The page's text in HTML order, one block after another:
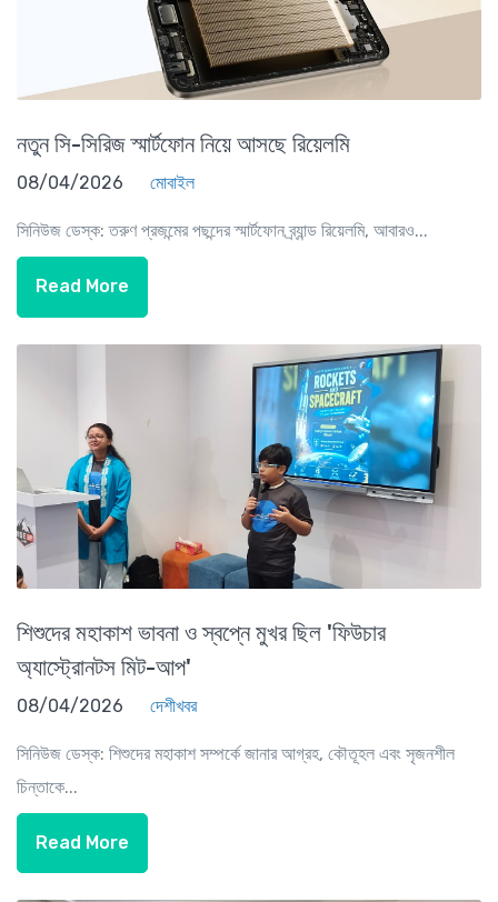
নতুন সি-সিরিজ স্মার্টফোন নিয়ে আসছে রিয়েলমি
08/04/2026 মোবাইল
সিনিউজ ডেস্ক: তরুণ প্রজন্মের পছন্দের স্মার্টফোন ব্র্যান্ড রিয়েলমি, আবারও...
Read More
শিশুদের মহাকাশ ভাবনা ও স্বপ্নে মুখর ছিল 'ফিউচার
অ্যাস্ট্রোনটস মিট-আপ'
08/04/2026 দেশীখবর
সিনিউজ ডেস্ক: শিশুদের মহাকাশ সম্পর্কে জানার আগ্রহ, কৌতূহল এবং সৃজনশীল
চিন্তাকে...
Read More